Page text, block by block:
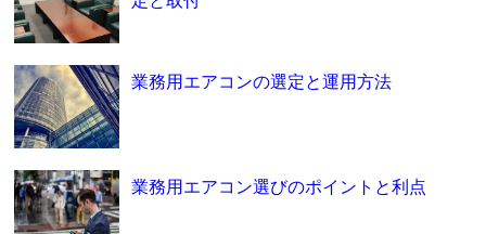
業務用エアコンの選定と運用方法
業務用エアコン選びのポイントと利点